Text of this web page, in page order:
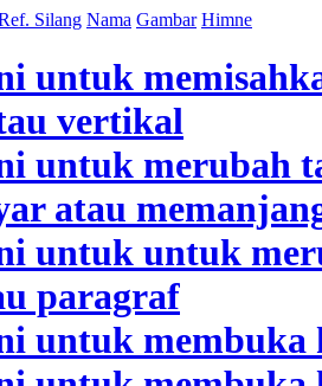
Silang Nama Gambar Himne